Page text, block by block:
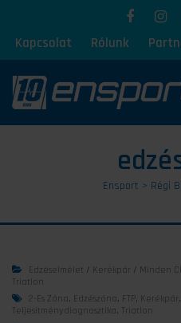
Kapcsolat Rólunk
Ensport > Régi
Edzéselmélet / Kerékpár / Minden
Triatlon
2-Es Zóna, Edzészóna, FTP , Kerékpár ,
Teljesítménydiagnosztika, Triatlon